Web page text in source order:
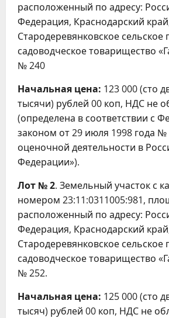
расположенный по адресу:
Федерация, Краснодарский
Стародеревянковское сельское
садоводческое товарищество
№ 240
Начальная цена: 123 000 (сто
тысячи) рублей 00 коп, НДС не
(определена в соответствии с
законом от 29 июля 1998 года
оценочной деятельности в
Федерации»).
Лот № 2. Земельный участок с
номером 23:11:0311005:981,
расположенный по адресу:
Федерация, Краснодарский
Стародеревянковское сельское
садоводческое товарищество
№ 252.
Начальная цена: 125 000 (сто
тысяч) рублей 00 коп, НДС не